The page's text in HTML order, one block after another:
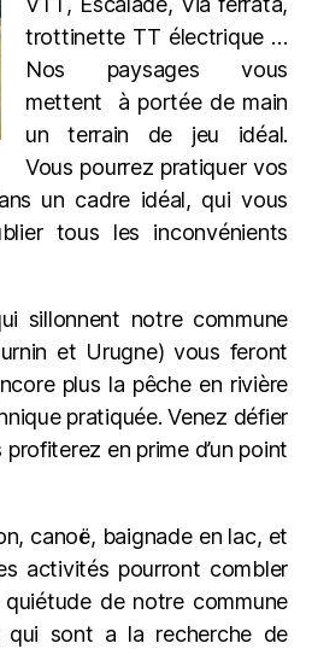
trottinette TT électrique …
Nos paysages vous
mettent à portée de main
un terrain de jeu idéal.
Vous pourrez pratiquer vos
un cadre idéal, qui vous
tous les inconvénients
sillonnent notre commune
et Urugne) vous feront
plus la pêche en rivière
pratiquée. Venez défier
en prime d’un point
canoë, baignade en lac, et
activités pourront combler
de notre commune
qui sont a la recherche de